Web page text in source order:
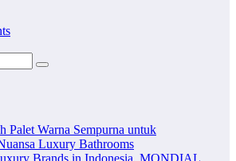
Palet Warna Sempurna untuk
Luxury Bathrooms
Brands in Indonesia, MONDIAL